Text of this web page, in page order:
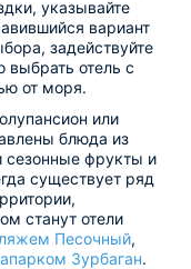
указывайте
вариант
задействуйте
отель с
от моря.
или
блюда из
сезонные фрукты и
существует ряд
станут отели
Песочный,
Зурбаган.